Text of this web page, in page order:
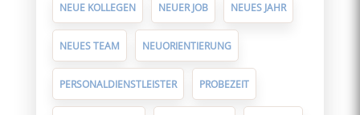
NEUE KOLLEGEN NEUER JOB NEUES JAHR
NEUES TEAM NEUORIENTIERUNG
PERSONALDIENSTLEISTER PROBEZEIT